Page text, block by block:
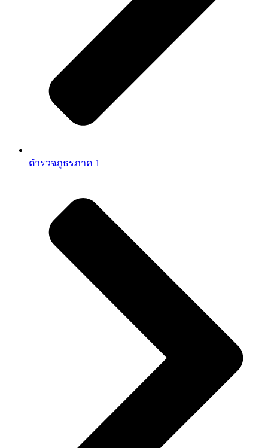
ตำรวจภูธรภาค 1